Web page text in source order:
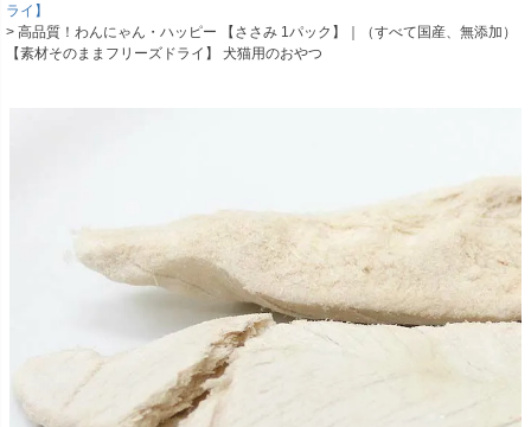
ライ】
高品質！わんにゃん・ハッピー 【ささみ 1パック】｜（すべて国産、無添加）
【素材そのままフリーズドライ】 犬猫用のおやつ